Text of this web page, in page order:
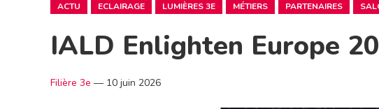
ACTU ECLAIRAGE LUMIÈRES 3E MÉTIERS PARTENAIRES
IALD Enlighten Europe
Filière 3e — 10 juin 2026